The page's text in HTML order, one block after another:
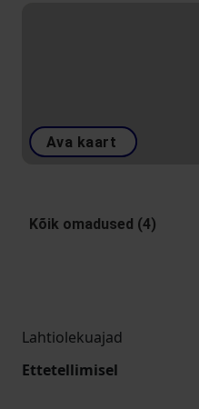
Ava kaart
Kõik omadused (4)
Lahtiolekuajad
Ettetellimisel